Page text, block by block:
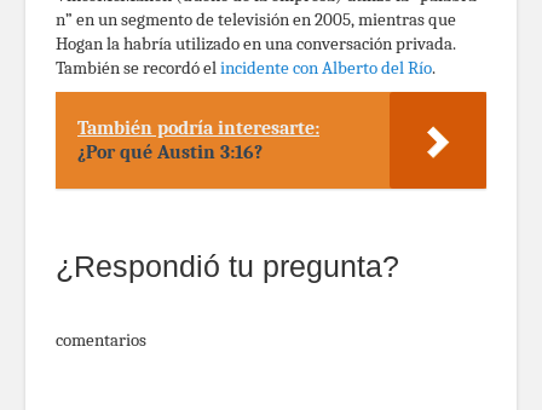
n” en un segmento de televisión en 2005, mientras que
Hogan la habría utilizado en una conversación privada.
También se recordó elincidente con Alberto del Río.
También podría interesarte:
¿Por qué Austin 3:16?
¿Respondió tu pregunta?
comentarios